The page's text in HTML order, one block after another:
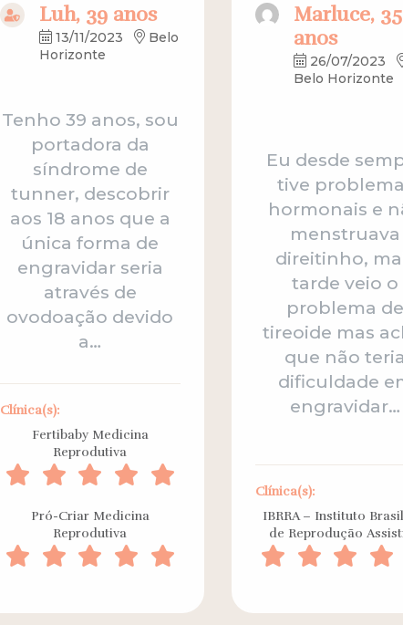
Luh, 39 anos
13/11/2023
Belo
Horizonte
Tenho 39 anos, sou
portadora da
síndrome de
tunner, descobrir
aos 18 anos que a
única forma de
engravidar seria
através de
ovodoação devido
a…
Clínica(s):
Fertibaby Medicina
Reprodutiva
Pró-Criar Medicina
Reprodutiva
Marluce, 35
anos
26/07/2023
Belo Horizonte
Eu desde
tive
hormonais e
menstruava
direitinho,
tarde veio o
problema de
tireoide mas
que não teria
dificuldade
engravidar…
Clínica(s):
IBRRA – Instituto
de Reprodução